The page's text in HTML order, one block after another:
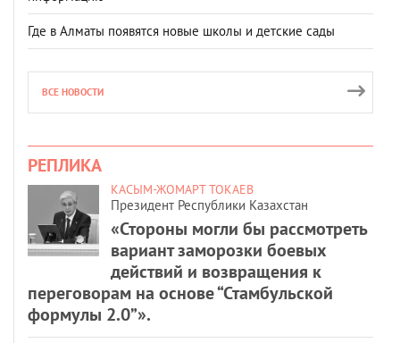
Где в Алматы появятся новые школы и детские сады
ВСЕ НОВОСТИ
РЕПЛИКА
КАСЫМ-ЖОМАРТ ТОКАЕВ
Президент Республики Казахстан
«Стороны могли бы рассмотреть
вариант заморозки боевых
действий и возвращения к
переговорам на основе “Стамбульской
формулы 2.0”».